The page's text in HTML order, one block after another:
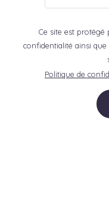
Ce site est protégé
confidentialité ainsi
Politique de